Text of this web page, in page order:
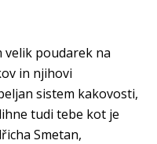
velik poudarek na
in njihovi
sistem kakovosti,
tudi tebe kot je
Smetan,